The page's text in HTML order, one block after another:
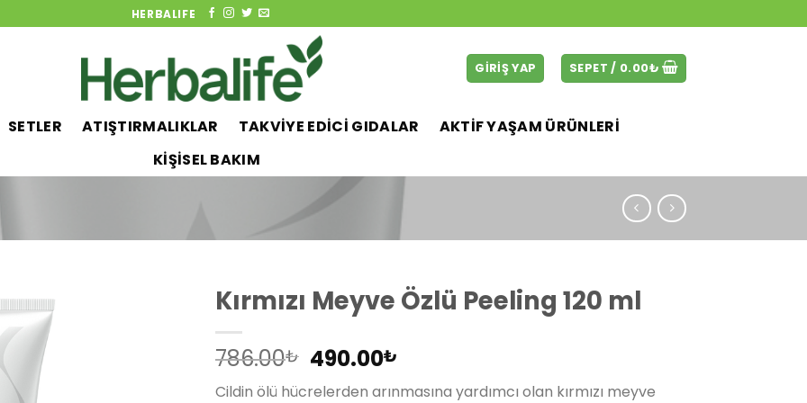
HERBALIFE
GIRIŞ YAP SEPET / 0.00₺
SETLER ATIŞTIRMALIKLAR TAKVİYE EDİCİ GIDALAR
AKTİF YAŞAM ÜRÜNLERİ
KİŞİSEL BAKIM
Kırmızı Meyve Özlü Peeling 120 ml
786.00₺ Orijinal
fiyat:
490.00₺
Cildin ölü hücrelerden arınmasına yardımcı olan kırmızı meyve